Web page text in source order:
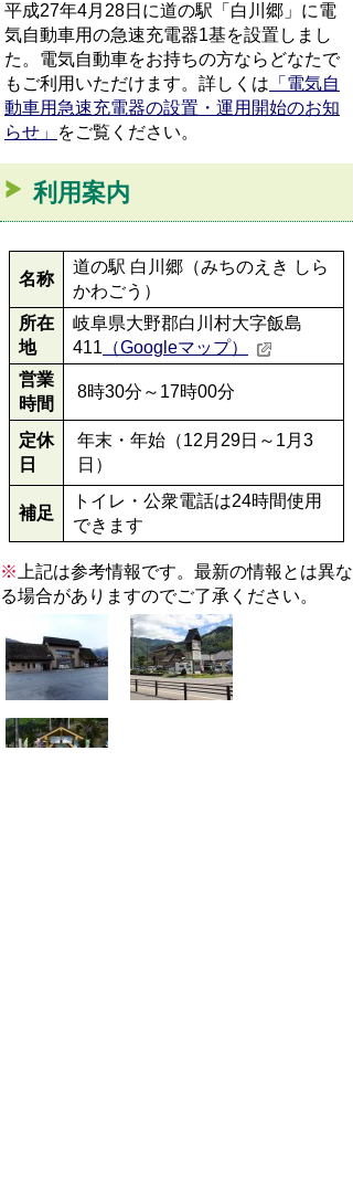
平成27年4月28日に道の駅「白川郷」に電
気自動車用の急速充電器1基を設置しまし
た。電気自動車をお持ちの方ならどなたで
もご利用いただけます。詳しくは 「電気自
動車用急速充電器の設置・運用開始のお知
らせ」
をご覧ください。
利用案内
名称
道の駅 白川郷（みちのえき しら
かわごう）
所在
地
岐阜県大野郡白川村大字飯島
411 （Googleマップ）
営業
時間
8時30分～17時00分
定休
日
年末・年始（12月29日～1月3
日）
補足
トイレ・公衆電話は24時間使用
できます
※ 上記は参考情報です。最新の情報とは異な
る場合がありますのでご了承ください。